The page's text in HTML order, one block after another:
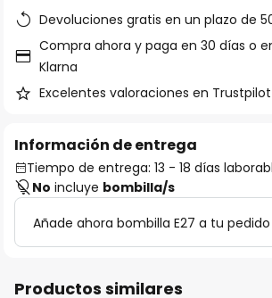
Devoluciones gratis en un plazo de
Compra ahora y paga en 30 días o
Klarna
Excelentes valoraciones en Trustpilot
Información de entrega
Tiempo de entrega: 13 - 18 días
No incluye bombilla/s
Añade ahora bombilla E27 a tu pedido
Productos similares